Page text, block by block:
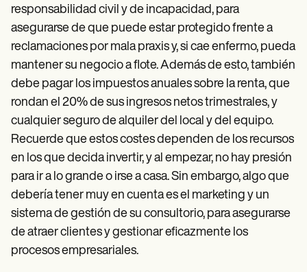
responsabilidad civil y de incapacidad, para
asegurarse de que puede estar protegido frente a
reclamaciones por mala praxis y, si cae enfermo, pueda
mantener su negocio a flote. Además de esto, también
debe pagar los impuestos anuales sobre la renta, que
rondan el 20% de sus ingresos netos trimestrales, y
cualquier seguro de alquiler del local y del equipo.
Recuerde que estos costes dependen de los recursos
en los que decida invertir, y al empezar, no hay presión
para ir a lo grande o irse a casa. Sin embargo, algo que
debería tener muy en cuenta es el marketing y un
sistema de gestión de su consultorio, para asegurarse
de atraer clientes y gestionar eficazmente los
procesos empresariales.